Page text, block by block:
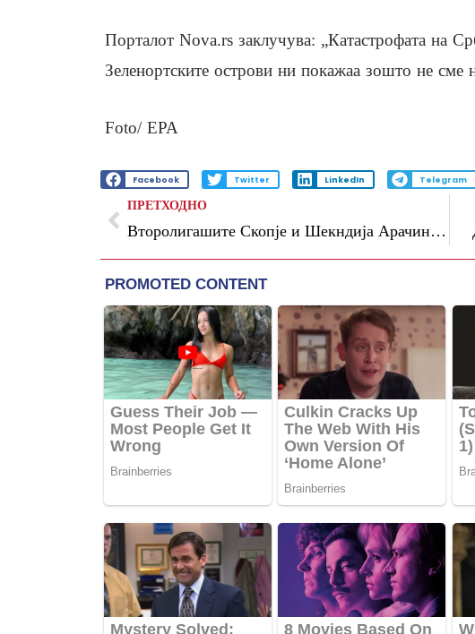
Порталот Nova.rs заклучува: „Катастрофата на
Зеленортските острови ни покажаа зошто не сме
Foto/ EPA
Facebook Twitter LinkedIn Telegram
ПРЕТХОДНО
Второлигашите Скопје и Шекндија Арачиново се пласираа во Првата лига